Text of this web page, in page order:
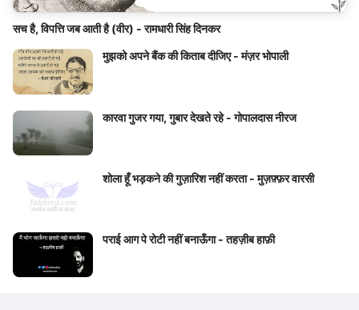
सच है, विपत्ति जब आती है (वीर) - रामधारी सिंह दिनकर
मुझको अपने बैंक की किताब दीजिए - मंज़र भोपाली
कारवा गुजर गया, गुबार देखते रहे - गोपालदास नीरज
शोला हूँ भड़कने की गुज़ारिश नहीं करता - मुज़फ़्फ़र वारसी
पराई आग पे रोटी नहीं बनाऊँगा - तहज़ीब हाफ़ी